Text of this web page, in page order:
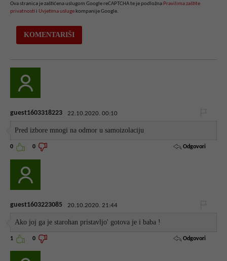
Ova stranica je zaštićena uslugom Google reCAPTCHA te je podložna Pravilima zaštite
privatnosti i Uvjetima usluge kompanije Google.
guest1603318223 22.10.2020. 00:10
Pred izbore mnogi na odmor u samoizolaciju
0 0 Odgovori
guest1603223085 20.10.2020. 21:44
Ako joj ga je starohan pristavljo' gotova je i baba !
1 0 Odgovori